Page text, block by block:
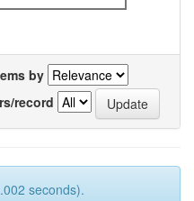
by
record
seconds).